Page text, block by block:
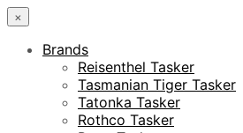
×
Brands
Reisenthel Tasker
Tasmanian Tiger Tasker
Tatonka Tasker
Rothco Tasker